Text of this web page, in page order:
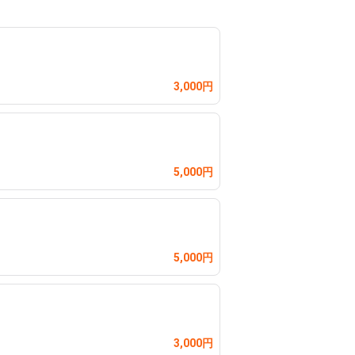
3,000円
5,000円
5,000円
3,000円